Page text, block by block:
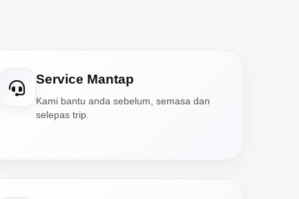
Service Mantap
Kami bantu anda sebelum, semasa dan
selepas trip.